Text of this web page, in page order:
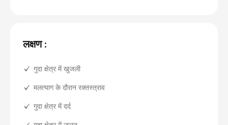
लक्षण :
गुदा क्षेत्र में खुजली
मलत्याग के दौरान रक्तस्त्राव
गुदा क्षेत्र में दर्द